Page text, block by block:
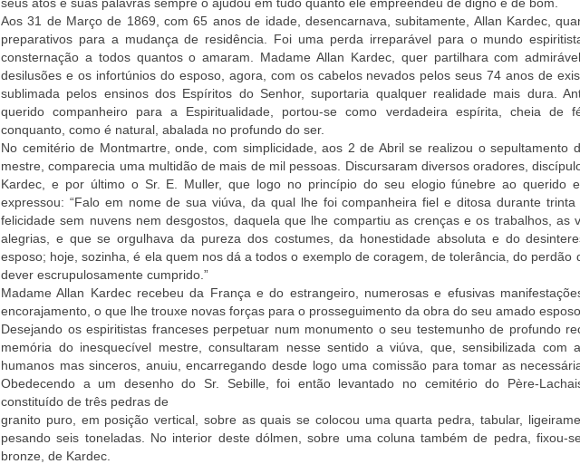
Aos 31 de Março de 1869, com 65 anos de idade, desencarnava, subitamente, Allan Kardec,
preparativos para a mudança de residência. Foi uma perda irreparável para o mundo
consternação a todos quantos o amaram. Madame Allan Kardec, quer partilhara com
desilusões e os infortúnios do esposo, agora, com os cabelos nevados pelos seus 74 anos de
sublimada pelos ensinos dos Espíritos do Senhor, suportaria qualquer realidade mais dura.
querido companheiro para a Espiritualidade, portou-se como verdadeira espírita, cheia de
conquanto, como é natural, abalada no profundo do ser.
No cemitério de Montmartre, onde, com simplicidade, aos 2 de Abril se realizou o sepultamento
mestre, comparecia uma multidão de mais de mil pessoas. Discursaram diversos oradores,
Kardec, e por último o Sr. E. Muller, que logo no princípio do seu elogio fúnebre ao querido
expressou: “Falo em nome de sua viúva, da qual lhe foi companheira fiel e ditosa durante
felicidade sem nuvens nem desgostos, daquela que lhe compartiu as crenças e os trabalhos, as
alegrias, e que se orgulhava da pureza dos costumes, da honestidade absoluta e do
esposo; hoje, sozinha, é ela quem nos dá a todos o exemplo de coragem, de tolerância, do perdão
dever escrupulosamente cumprido.”
Madame Allan Kardec recebeu da França e do estrangeiro, numerosas e efusivas
encorajamento, o que lhe trouxe novas forças para o prosseguimento da obra do seu amado esposo.
Desejando os espiritistas franceses perpetuar num monumento o seu testemunho de profundo
memória do inesquecível mestre, consultaram nesse sentido a viúva, que, sensibilizada com
humanos mas sinceros, anuiu, encarregando desde logo uma comissão para tomar as
Obedecendo a um desenho do Sr. Sebille, foi então levantado no cemitério do Père-
constituído de três pedras de
granito puro, em posição vertical, sobre as quais se colocou uma quarta pedra, tabular,
pesando seis toneladas. No interior deste dólmen, sobre uma coluna também de pedra, fixou-
bronze, de Kardec.